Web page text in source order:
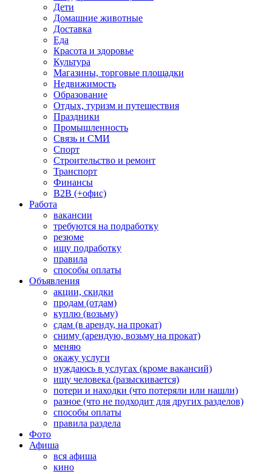
Дети
Домашние животные
Доставка
Еда
Красота и здоровье
Культура
Магазины, торговые площадки
Недвижимость
Образование
Отдых, туризм и путешествия
Праздники
Промышленность
Связь и СМИ
Спорт
Строительство и ремонт
Транспорт
Финансы
B2B (+офис)
Работа
вакансии
требуются на подработку
резюме
ищу подработку
правила
способы оплаты
Объявления
акции, скидки
продам (отдам)
куплю (возьму)
сдам (в аренду, на прокат)
сниму (арендую, возьму на прокат)
меняю
окажу услуги
нуждаюсь в услугах (кроме вакансий)
ищу человека (разыскивается)
потери и находки (что потеряли или нашли)
разное (что не подходит для других разделов)
способы оплаты
правила раздела
Фото
Афиша
вся афиша
кино